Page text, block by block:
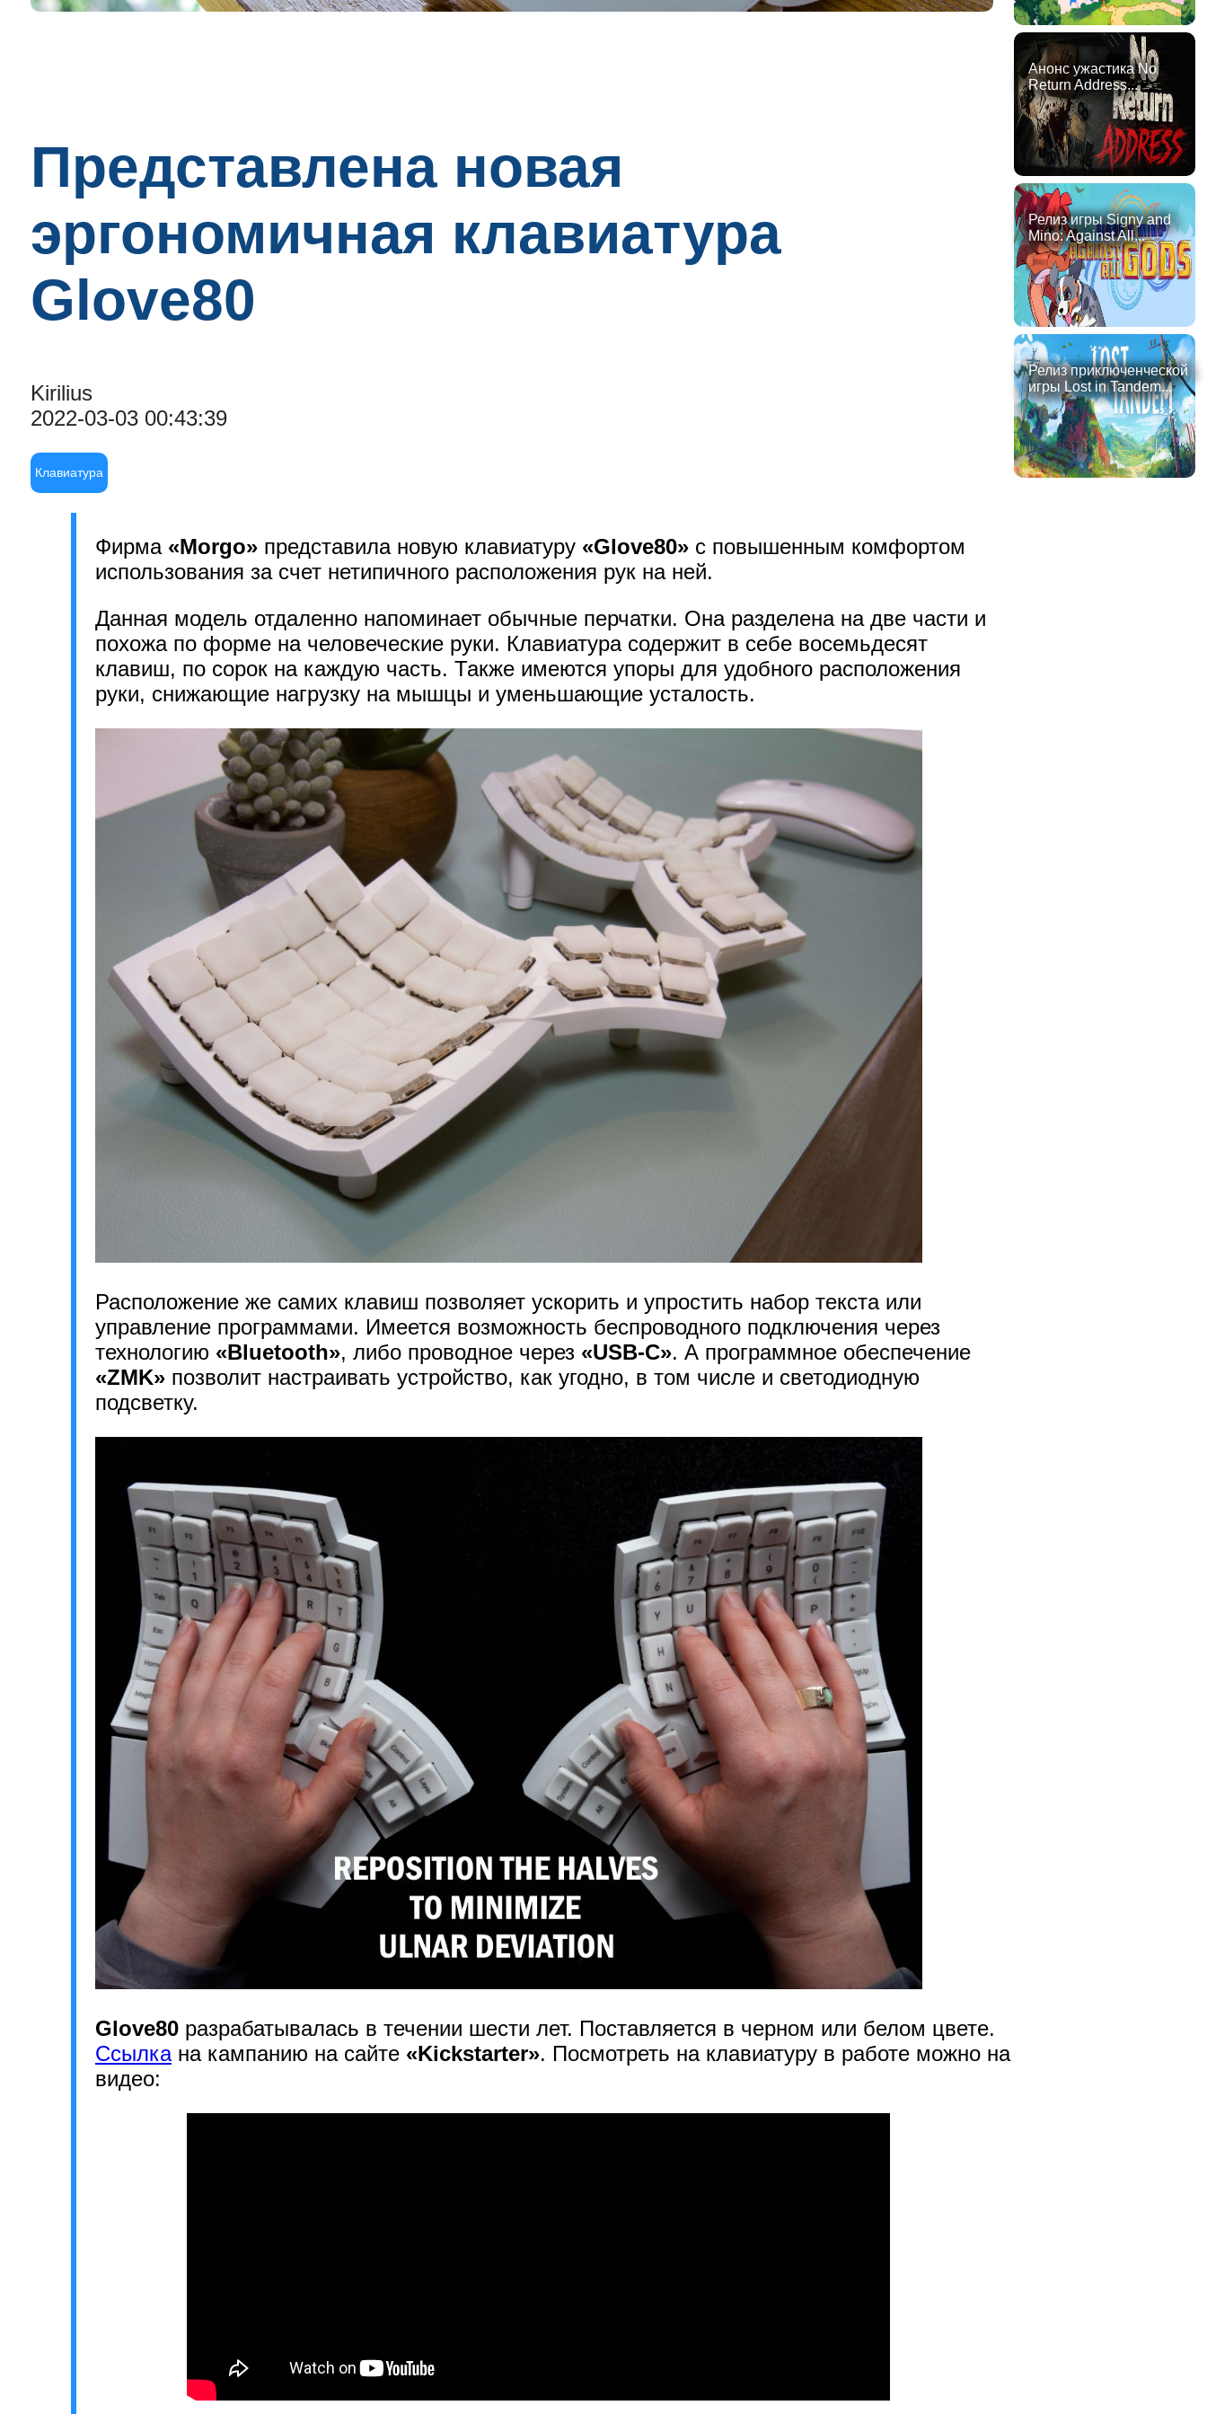
Представлена новая
эргономичная клавиатура
Glove80
Kirilius
2022-03-03 00:43:39
Клавиатура
Фирма «Morgo» представила новую клавиатуру «Glove80» с повышенным комфортом
использования за счет нетипичного расположения рук на ней.
Данная модель отдаленно напоминает обычные перчатки. Она разделена на две части и
похожа по форме на человеческие руки. Клавиатура содержит в себе восемьдесят
клавиш, по сорок на каждую часть. Также имеются упоры для удобного расположения
руки, снижающие нагрузку на мышцы и уменьшающие усталость.
Расположение же самих клавиш позволяет ускорить и упростить набор текста или
управление программами. Имеется возможность беспроводного подключения через
технологию «Bluetooth», либо проводное через «USB-C». А программное обеспечение
«ZMK» позволит настраивать устройство, как угодно, в том числе и светодиодную
подсветку.
Glove80 разрабатывалась в течении шести лет. Поставляется в черном или белом цвете.
Ссылкана кампанию на сайте «Kickstarter». Посмотреть на клавиатуру в работе можно на
видео:
Анонс ужастика No
Return Address...
Релиз игры Signy and
Mino: Against All...
Релиз приключенческой
игры Lost in Tandem...